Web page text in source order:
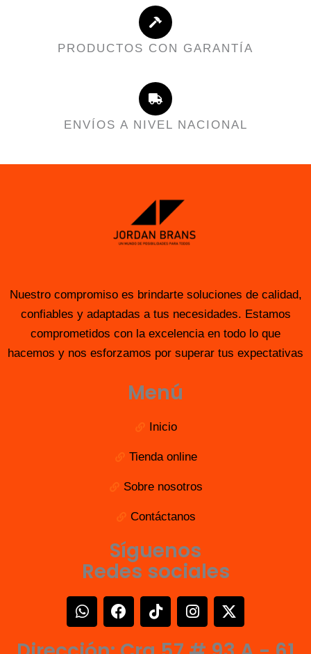
PRODUCTOS CON GARANTÍA
ENVÍOS A NIVEL NACIONAL
Nuestro compromiso es brindarte soluciones de calidad,
confiables y adaptadas a tus necesidades. Estamos
comprometidos con la excelencia en todo lo que
hacemos y nos esforzamos por superar tus expectativas
Menú
Inicio
Tienda online
Sobre nosotros
Contáctanos
Síguenos
Redes sociales
W
h
t
F
a
e
T
i
I
n
t
X
-
w